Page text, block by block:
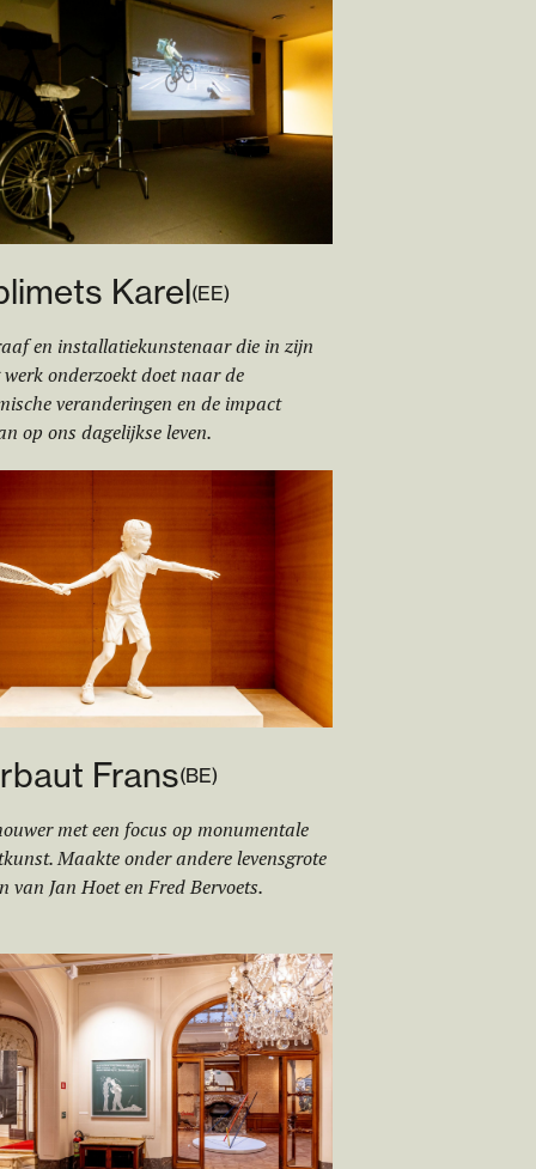
Karel(EE)
en installatiekunstenaar die in zijn
onderzoekt doet naar de
veranderingen en de impact
op ons dagelijkse leven.
Frans(BE)
met een focus op monumentale
Maakte onder andere levensgrote
van Jan Hoet en Fred Bervoets.